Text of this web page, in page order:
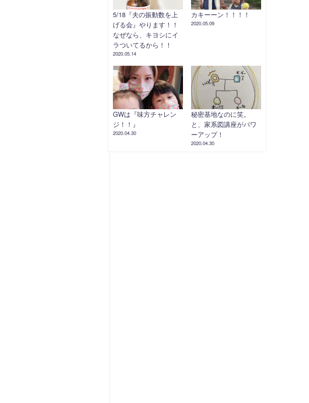
5/18『夫の振動数を上
げる会』やります！！
なぜなら、キヨシにイ
ラついてるから！！
2020.05.14
カキーーン！！！！
2020.05.09
GWは『味方チャレン
ジ！！』
2020.04.30
秘密基地なのに笑。
と、家系図講座がパワ
ーアップ！
2020.04.30